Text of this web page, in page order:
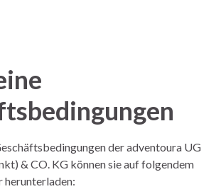
der adventoura UG
& CO. KG können sie auf folgendem
herunterladen: